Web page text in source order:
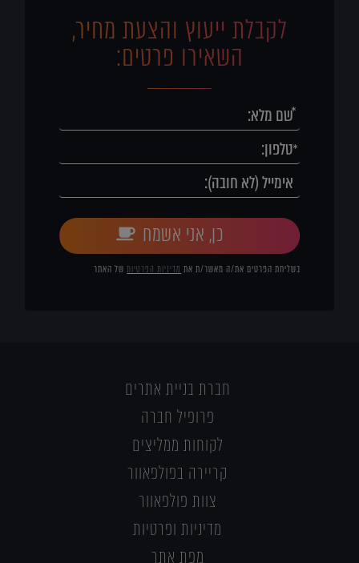
לקבלת ייעוץ והצעת מחיר,
השאירו פרטים:
כן, אני אשמח
בשליחת הפרטים את/ה מאשר/ת את מדיניות הפרטיותשל האתר
חברת בניית אתרים
פרופיל חברה
לקוחות ממליצים
קריירה בפולפאוור
צוות פולפאוור
מדיניות ופרטיות
מפת אתר